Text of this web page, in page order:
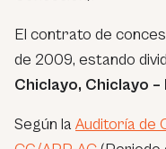
El contrato de
de 2009, estando
Chiclayo, Chiclayo –
Según la Auditoría de